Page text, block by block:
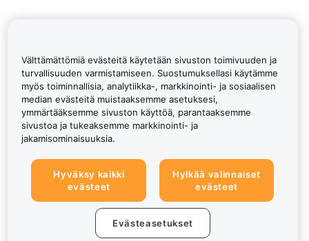
Välttämättömiä evästeitä käytetään sivuston toimivuuden ja
turvallisuuden varmistamiseen. Suostumuksellasi käytämme
myös toiminnallisia, analytiikka-, markkinointi- ja sosiaalisen
median evästeitä muistaaksemme asetuksesi,
ymmärtääksemme sivuston käyttöä, parantaaksemme
sivustoa ja tukeaksemme markkinointi- ja
jakamisominaisuuksia.
Hyväksy kaikki
evästeet
Hylkää valinnaiset
evästeet
Evästeasetukset